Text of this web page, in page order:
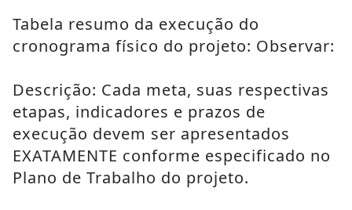
Tabela resumo da execução do
cronograma físico do projeto: Observar:
Descrição: Cada meta, suas respectivas
etapas, indicadores e prazos de
execução devem ser apresentados
EXATAMENTE conforme especificado no
Plano de Trabalho do projeto.